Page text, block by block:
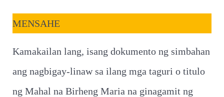
MENSAHE
Kamakailan lang, isang dokumento ng simbahan
ang nagbigay-linaw sa ilang mga taguri o titulo
ng Mahal na Birheng Maria na ginagamit ng